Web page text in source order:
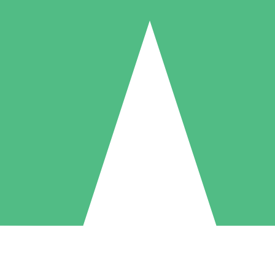
Individuele Creditpakketten
per gebruik met downloadtegoeden. Geen maandelijkse verplichting
5 Downloaden
US$